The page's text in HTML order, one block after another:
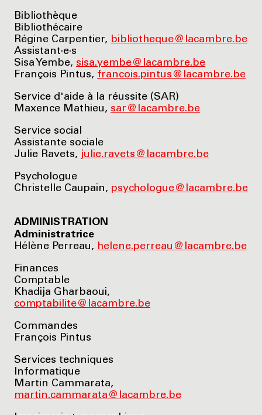
Bibliothèque
Bibliothécaire
Régine Carpentier, bibliotheque@lacambre.be
Assistant·e·s
Sisa Yembe, sisa.yembe@lacambre.be
François Pintus, francois.pintus@lacambre.be
Service d'aide à la réussite (SAR)
Maxence Mathieu, sar@lacambre.be
Service social
Assistante sociale
Julie Ravets, julie.ravets@lacambre.be
Psychologue
Christelle Caupain, psychologue@lacambre.be
ADMINISTRATION
Administratrice
Hélène Perreau, helene.perreau@lacambre.be
Finances
Comptable
Khadija Gharbaoui,
comptabilite@lacambre.be
Commandes
François Pintus
Services techniques
Informatique
Martin Cammarata,
martin.cammarata@lacambre.be